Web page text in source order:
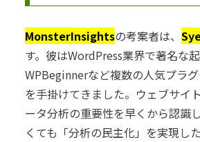
MonsterInsightsの考案者は、
す。彼はWordPress業界で著名な起
WPBeginnerなど複数の人気プラ
を手掛けてきました。ウェブサイ
ータ分析の重要性を早くから認識
くても「分析の民主化」を実現し